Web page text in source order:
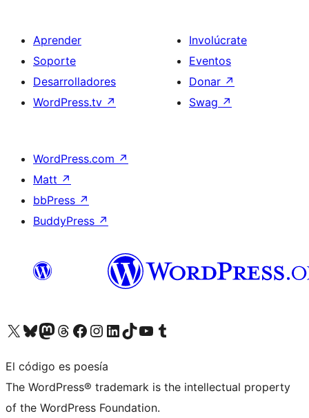
Aprender
Soporte
Desarrolladores
WordPress.tv ↗
Involúcrate
Eventos
Donar ↗
Swag ↗
WordPress.com ↗
Matt ↗
bbPress ↗
BuddyPress ↗
Visita nuestra cuenta de X (anteriormente Twitter)
Visita nuestra cuenta de Bluesky
Visita nuestra cuenta de Mastodon
Visita nuestra cuenta de Threads
Visita nuestra página de Facebook
Visita nuestra cuenta de Instagram
Visita nuestra cuenta de LinkedIn
Visita nuestra cuenta de TikTok
Visita nuestro canal de YouTube
Visita nuestra cuenta de Tumblr
El código es poesía
The WordPress® trademark is the intellectual property
of the WordPress Foundation.